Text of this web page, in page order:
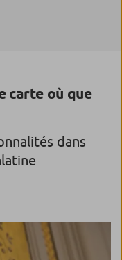
carte où que
dans